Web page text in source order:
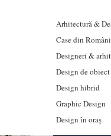
Arhitectură &
Case din
Designeri &
Design de obiect
Design hibrid
Graphic Design
Design în oraș